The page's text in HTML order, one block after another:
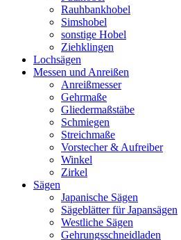
Rauhbankhobel
Simshobel
sonstige Hobel
Ziehklingen
Lochsägen
Messen und Anreißen
Anreißmesser
Gehrmaße
Gliedermaßstäbe
Schmiegen
Streichmaße
Vorstecher & Aufreiber
Winkel
Zirkel
Sägen
Japanische Sägen
Sägeblätter für Japansägen
Westliche Sägen
Gehrungsschneidladen